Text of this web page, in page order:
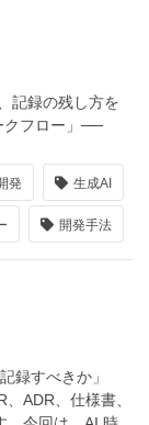
記録の残し方を
クフロー」──
発 生成AI
開発手法
録すべきか」
ADR、仕様書、